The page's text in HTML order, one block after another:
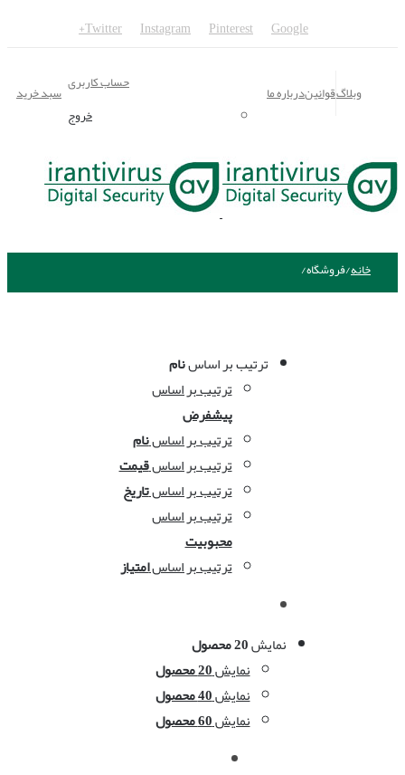
Twitter Instagram Pinterest Google+
وبلاگقوانیندرباره ما
حساب کاربری
خروج
سبد خرید
خانه/فروشگاه/
ترتیب بر اساسنام
ترتیب بر اساس
پیشفرض
ترتیب بر اساسنام
ترتیب بر اساسقیمت
ترتیب بر اساستاریخ
ترتیب بر اساس
محبوبیت
ترتیب بر اساسامتیاز
نمایش20 محصول
نمایش20 محصول
نمایش40 محصول
نمایش60 محصول